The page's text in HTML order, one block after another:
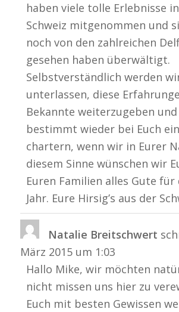
haben viele tolle Erlebnisse
Schweiz mitgenommen und
noch von den zahlreichen
gesehen haben überwältigt.
Selbstverständlich werden
unterlassen, diese
Bekannte weiterzugeben
bestimmt wieder bei Euch
chartern, wenn wir in Eurer
diesem Sinne wünschen wir
Euren Familien alles Gute für
Jahr. Eure Hirsig’s aus der
Natalie Breitschwert
März 2015 um 1:03
Hallo Mike, wir möchten
nicht missen uns hier zu
Euch mit besten Gewissen